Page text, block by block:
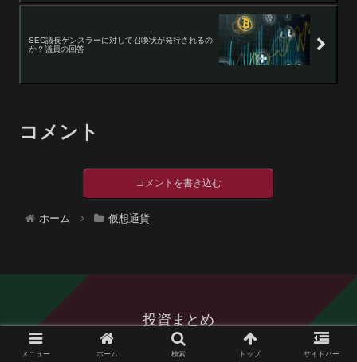
SEC議長ゲンスラーに対して召喚状が発行されるの
か？議員の回答
コメント
コメントを書き込む
ホーム 仮想通貨
投資まとめ
© 2016 投資まとめ.
メニュー ホーム 検索 トップ サイドバー